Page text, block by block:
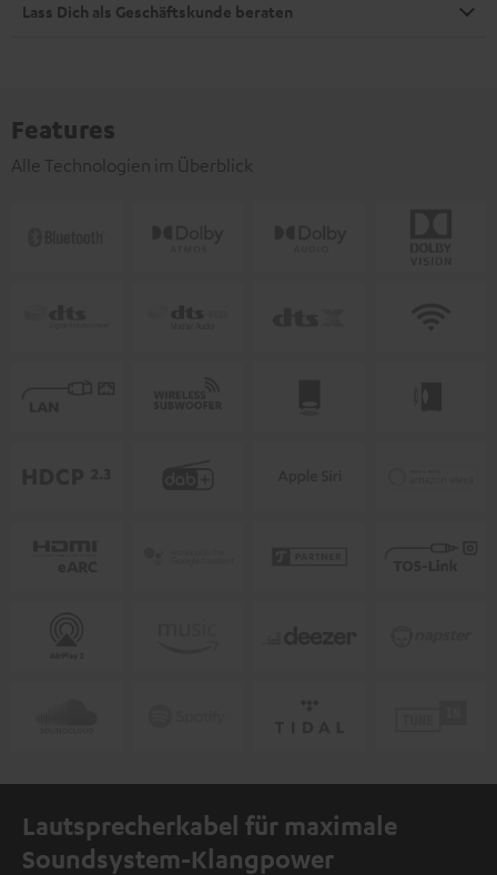
Lass Dich als Geschäftskunde beraten
Features
Alle Technologien im Überblick
Lautsprecherkabel für maximale
Soundsystem-Klangpower